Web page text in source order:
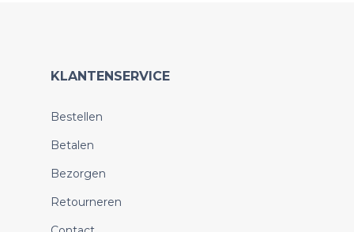
KLANTENSERVICE
Bestellen
Betalen
Bezorgen
Retourneren